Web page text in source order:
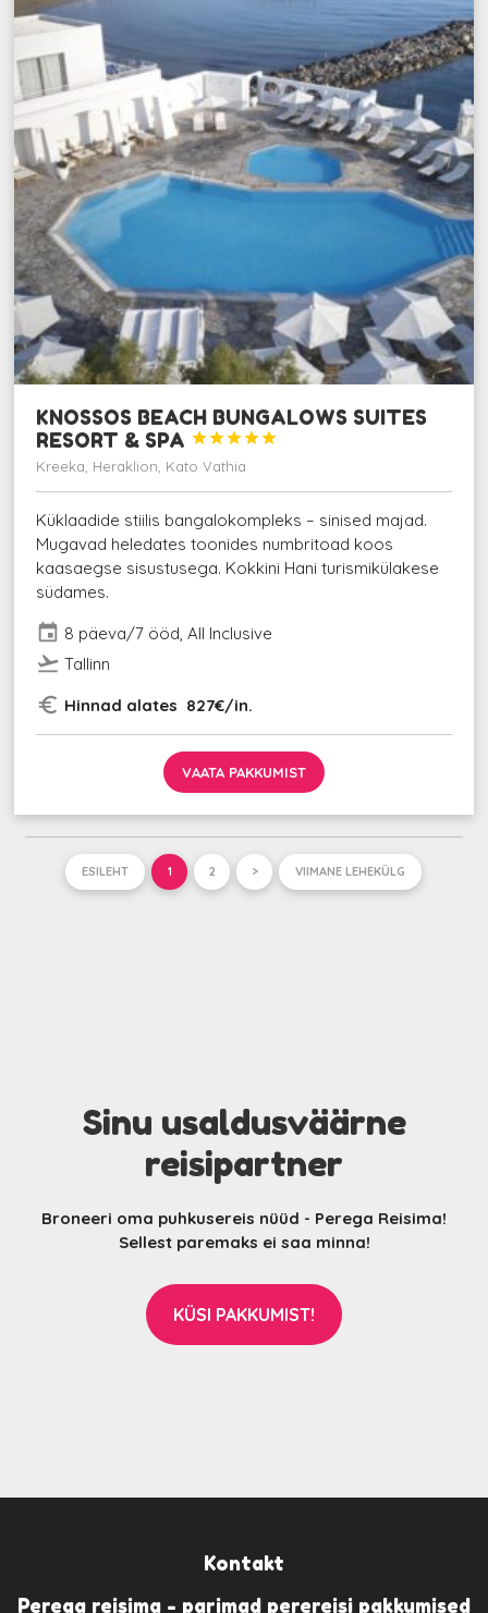
KNOSSOS BEACH BUNGALOWS SUITES
RESORT & SPA





Kreeka, Heraklion, Kato Vathia
Küklaadide stiilis bangalokompleks – sinised majad.
Mugavad heledates toonides numbritoad koos
kaasaegse sisustusega. Kokkini Hani turismikülakese
südames.
event 8 päeva/7 ööd, All Inclusive
flight_takeoff Tallinn
euro_symbol Hinnad alates 827€/in.
VAATA PAKKUMIST
ESILEHT 1 2 > VIIMANE LEHEKÜLG
Sinu usaldusväärne
reisipartner
Broneeri oma puhkusereis nüüd - Perega Reisima!
Sellest paremaks ei saa minna!
KÜSI PAKKUMIST!
Kontakt
Perega reisima - parimad perereisi pakkumised